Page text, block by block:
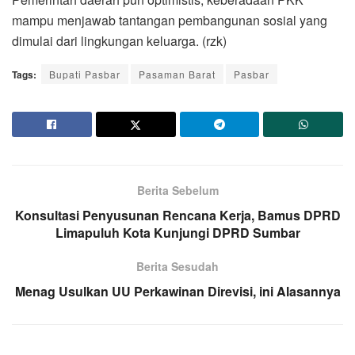
mampu menjawab tantangan pembangunan sosial yang
dimulai dari lingkungan keluarga. (rzk)
Tags: Bupati Pasbar Pasaman Barat Pasbar
Berita Sebelum
Konsultasi Penyusunan Rencana Kerja, Bamus DPRD
Limapuluh Kota Kunjungi DPRD Sumbar
Berita Sesudah
Menag Usulkan UU Perkawinan Direvisi, ini Alasannya